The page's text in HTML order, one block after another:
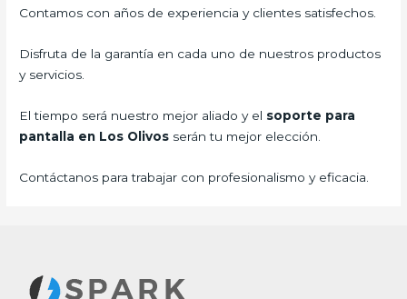
Contamos con años de experiencia y clientes satisfechos.
Disfruta de la garantía en cada uno de nuestros productos
y servicios.
El tiempo será nuestro mejor aliado y el soporte para
pantalla en Los Olivos serán tu mejor elección.
Contáctanos para trabajar con profesionalismo y eficacia.